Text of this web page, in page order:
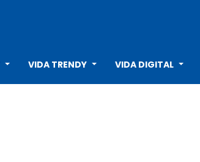
VIDA TRENDY VIDA DIGITAL